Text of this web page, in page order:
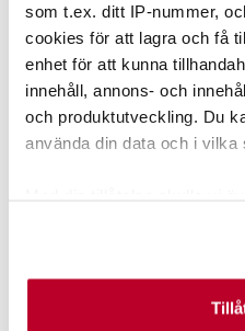
som t.ex. ditt IP-nummer,
cookies för att lagra och få
enhet för att kunna
innehåll, annons- och
och produktutveckling. Du
använda din data och i vilka
Identifiera din enhet
specifika kännetecken
LÄS MER
ANDRA TITTADE OCKSÅ PÅ